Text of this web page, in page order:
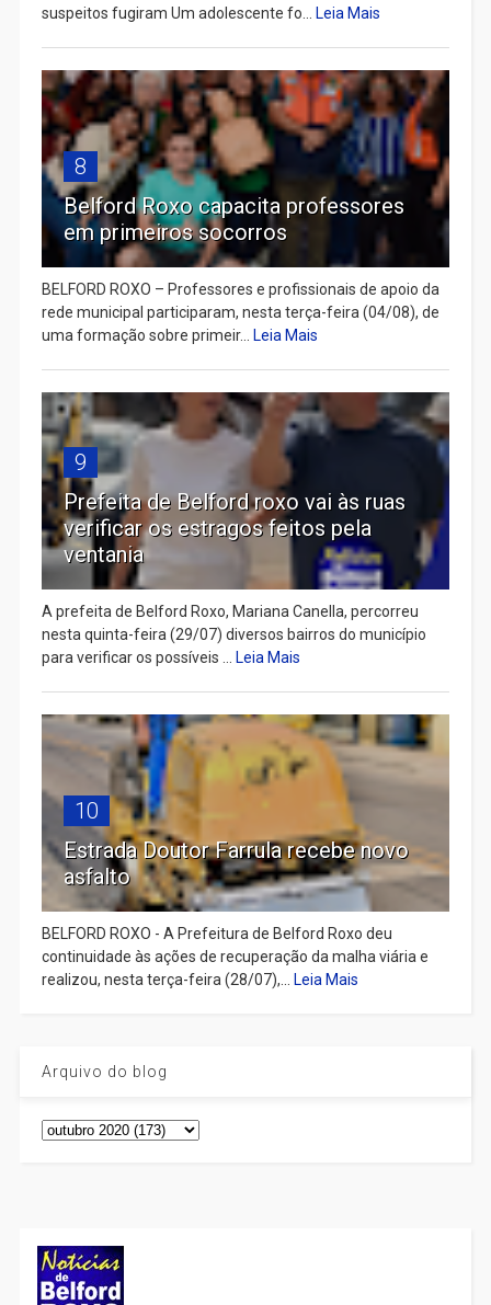
suspeitos fugiram Um adolescente fo... Leia Mais
8
Belford Roxo capacita professores
em primeiros socorros
BELFORD ROXO – Professores e profissionais de apoio da
rede municipal participaram, nesta terça-feira (04/08), de
uma formação sobre primeir... Leia Mais
9
Prefeita de Belford roxo vai às ruas
verificar os estragos feitos pela
ventania
A prefeita de Belford Roxo, Mariana Canella, percorreu
nesta quinta-feira (29/07) diversos bairros do município
para verificar os possíveis ... Leia Mais
10
Estrada Doutor Farrula recebe novo
asfalto
BELFORD ROXO - A Prefeitura de Belford Roxo deu
continuidade às ações de recuperação da malha viária e
realizou, nesta terça-feira (28/07),... Leia Mais
Arquivo do blog